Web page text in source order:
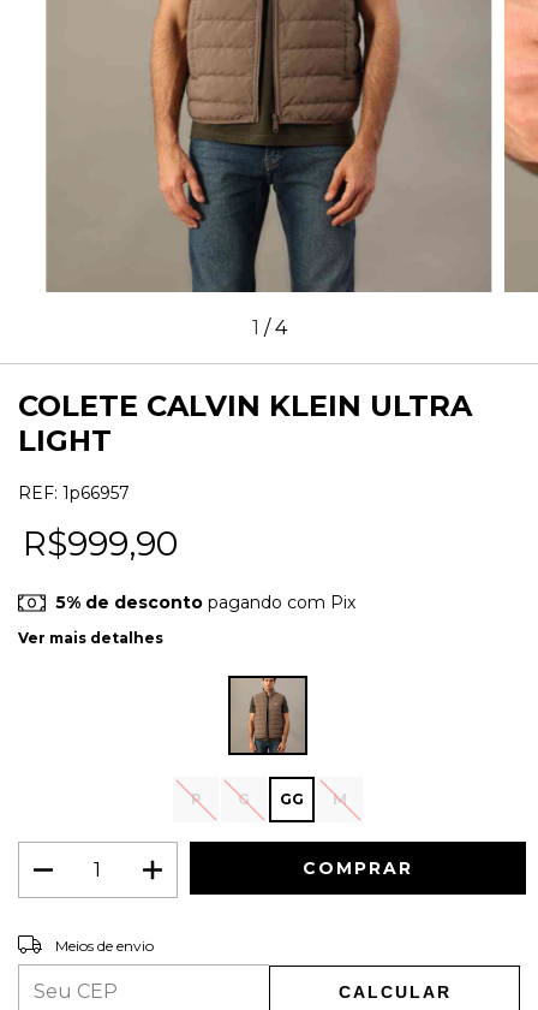
1 /4
COLETE CALVIN KLEIN ULTRA
LIGHT
REF: 1p66957
R$999,90
5% de desconto pagando com Pix
Ver mais detalhes
P G GG M
Entregas para o CEP:
Meios de envio
CALCULAR